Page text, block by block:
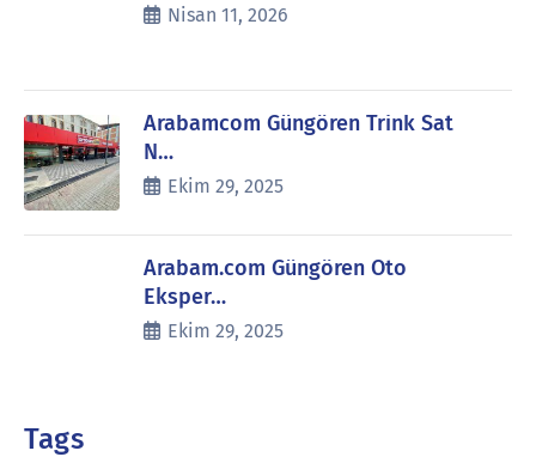
Nisan 11, 2026
Arabamcom Güngören Trink Sat
N…
Ekim 29, 2025
Arabam.com Güngören Oto
Eksper…
Ekim 29, 2025
Tags